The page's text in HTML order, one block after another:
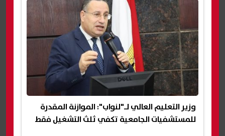
وزير التعليم العالي لـ"لنواب": الموازنة المقدرة
للمستشفيات الجامعية تكفي ثلث التشغيل فقط